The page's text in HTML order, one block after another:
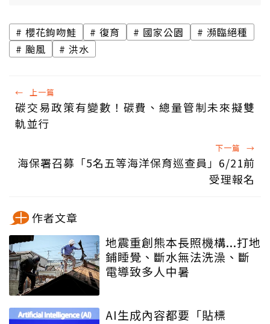
櫻花鉤吻鮭 復育 國家公園
瀕臨絕種
颱風
洪水
← 上一篇
碳交易政策有變數！碳費、總量管制未來擬雙
軌並行
下一篇 →
海保署召募「5名五等海洋保育巡查員」6/21前
受理報名
作者文章
地震重創熊本長照機構...打地
鋪睡覺、斷水無法洗澡、斷
電導致多人中暑
AI生成內容都要「貼標